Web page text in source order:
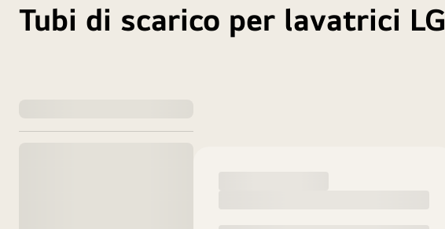
Tubi di scarico per lavatrici LG